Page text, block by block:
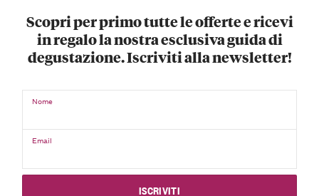
Scopri per primo tutte le offerte e ricevi
in regalo la nostra esclusiva guida di
degustazione. Iscriviti alla newsletter!
Nome
Email